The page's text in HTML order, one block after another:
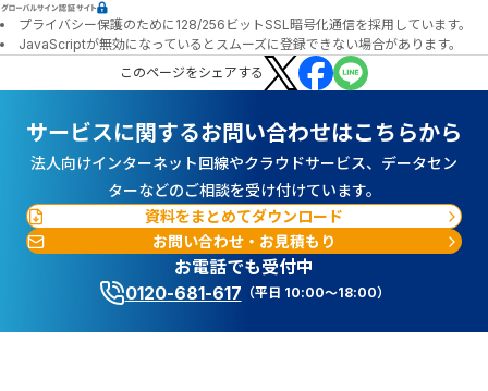
プライバシー保護のために128/256ビットSSL暗号化通信を採用しています。
JavaScriptが無効になっているとスムーズに登録できない場合があります。
このページをシェアする
サービスに関するお問い合わせはこちらから
法人向けインターネット回線やクラウドサービス、データセン
ターなどのご相談を受け付けています。
資料をまとめてダウンロード
お問い合わせ・お見積もり
お電話でも受付中
0120-681-617 （平日 10:00～18:00）